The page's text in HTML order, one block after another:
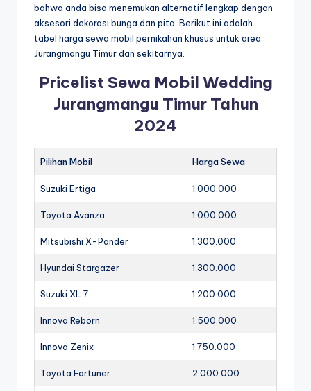
bahwa anda bisa menemukan alternatif lengkap dengan
aksesori dekorasi bunga dan pita. Berikut ini adalah
tabel harga sewa mobil pernikahan khusus untuk area
Jurangmangu Timur dan sekitarnya.
Pricelist Sewa Mobil Wedding
Jurangmangu Timur Tahun
2024
Pilihan Mobil Harga Sewa
Suzuki Ertiga 1.000.000
Toyota Avanza 1.000.000
Mitsubishi X-Pander 1.300.000
Hyundai Stargazer 1.300.000
Suzuki XL 7 1.200.000
Innova Reborn 1.500.000
Innova Zenix 1.750.000
Toyota Fortuner 2.000.000